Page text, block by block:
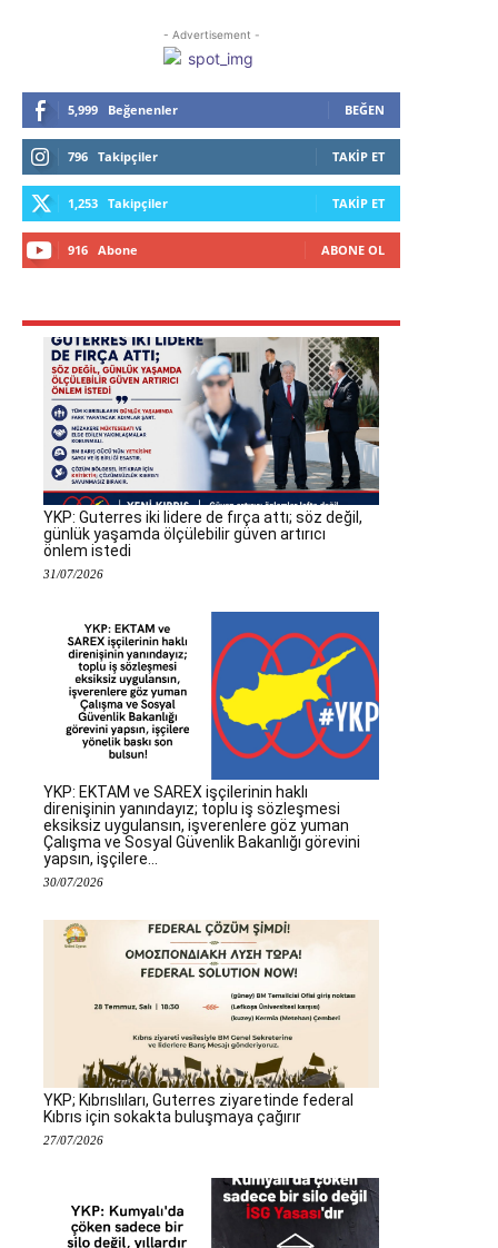
- Advertisement -
5,999 Beğenenler BEĞEN
796 Takipçiler TAKIP ET
1,253 Takipçiler TAKIP ET
916 Abone ABONE OL
YKP: Guterres iki lidere de fırça attı; söz değil,
günlük yaşamda ölçülebilir güven artırıcı
önlem istedi
31/07/2026
YKP: EKTAM ve SAREX işçilerinin haklı
direnişinin yanındayız; toplu iş sözleşmesi
eksiksiz uygulansın, işverenlere göz yuman
Çalışma ve Sosyal Güvenlik Bakanlığı görevini
yapsın, işçilere...
30/07/2026
YKP; Kıbrıslıları, Guterres ziyaretinde federal
Kıbrıs için sokakta buluşmaya çağırır
27/07/2026